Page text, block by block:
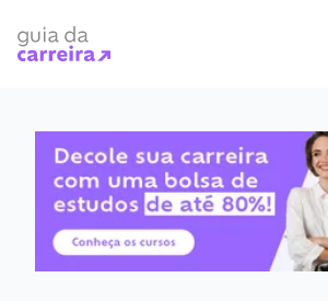
Faça o curso dos
O que você quer estudar?